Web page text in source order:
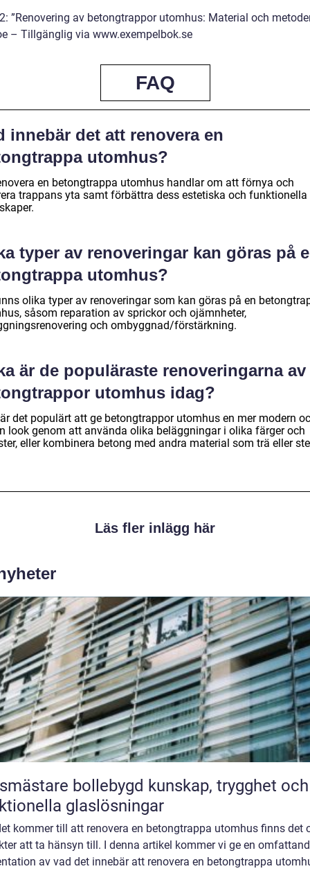
”Renovering av betongtrappor utomhus: Material och
– Tillgänglig via www.exempelbok.se
FAQ
innebär det att renovera en
utomhus?
en betongtrappa utomhus handlar om att förnya och
trappans yta samt förbättra dess estetiska och funktionella
typer av renoveringar kan göras på
utomhus?
olika typer av renoveringar som kan göras på en
såsom reparation av sprickor och ojämnheter,
och ombyggnad/förstärkning.
är de populäraste renoveringarna av
utomhus idag?
det populärt att ge betongtrappor utomhus en mer modern
look genom att använda olika beläggningar i olika färger och
eller kombinera betong med andra material som trä eller
Läs fler inlägg här
bollebygd kunskap, trygghet och
glaslösningar
kommer till att renovera en betongtrappa utomhus finns det
att ta hänsyn till. I denna artikel kommer vi ge en
av vad det innebär att renovera en betongtrappa